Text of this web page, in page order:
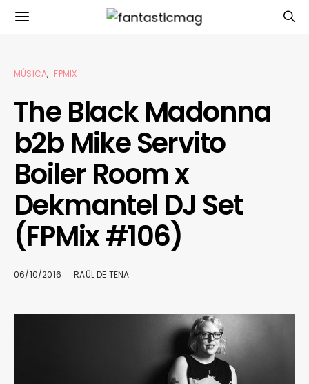
MÚSICA FPMIX
The Black Madonna
b2b Mike Servito
Boiler Room x
Dekmantel DJ Set
(FPMix #106)
06/10/2016 RAÜL DE TENA